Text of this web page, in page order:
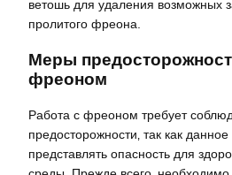
ветошь для удаления возможных
пролитого фреона.
Меры
фреоном
Работа с фреоном требует
предосторожности‚ так как
представлять опасность для